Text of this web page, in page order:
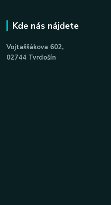
Kde nás nájdete
Vojtaššákova 602,
02744 Tvrdošín